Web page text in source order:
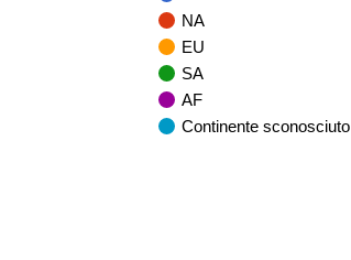
NA
EU
SA
AF
Continente sconosciuto